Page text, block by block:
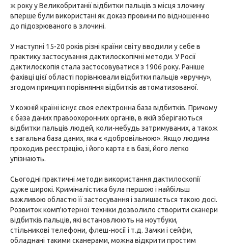
ж року у Великобританії відбитки пальців з місця злочину
вперше були використані як доказ провини по відношенню
до підозрюваного в злочині.
У наступні 15-20 років різні країни світу вводили у себе в
практику застосування дактилоскопічні методи. У Росії
дактилоскопія стала застосовуватися з 1906 року. Раніше
фахівці цієї області порівнювали відбитки пальців «вручну»,
згодом принцип порівняння відбитків автоматизованої.
У кожній країні існує своя електронна база відбитків. Причому
є база даних правоохоронних органів, в якій зберігаються
відбитки пальців людей, коли-небудь затримуваних, а також
є загальна база даних, яка є «добровільною». Якщо людина
проходив реєстрацію, і його карта є в базі, його легко
упізнають.
Сьогодні практичні методи використання дактилоскопії
дуже широкі. Криміналістика була першою і найбільш
важливою областю її застосування і залишається такою досі.
Розвиток комп'ютерної техніки дозволило створити сканери
відбитків пальців, які встановлюють на ноутбуки,
стільникові телефони, флеш-носії і т.д. Замки і сейфи,
обладнані такими сканерами, можна відкрити простим